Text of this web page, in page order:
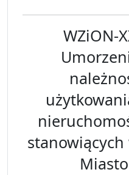
WZiON-
stanowiących